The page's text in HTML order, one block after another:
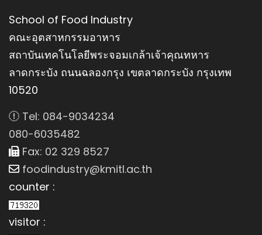
School of Food Industry
คณะอุตสาหกรรมอาหาร
สถาบันเทคโนโลยีพระจอมเกล้าเจ้าคุณทหาร
ลาดกระบัง ถนนฉลองกรุง เขตลาดกระบัง กรุงเทพ
10520
Tel: 084-9034234
080-6035482
Fax: 02 329 8527
foodindustry@kmitl.ac.th
counter :
visitor :